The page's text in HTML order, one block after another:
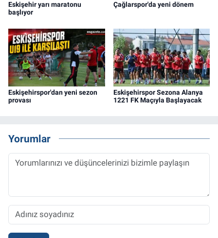
Eskişehir yarı maratonu
başlıyor
Çağlarspor'da yeni dönem
Eskişehirspor'dan yeni sezon
provası
Eskişehirspor Sezona Alanya
1221 FK Maçıyla Başlayacak
Yorumlar